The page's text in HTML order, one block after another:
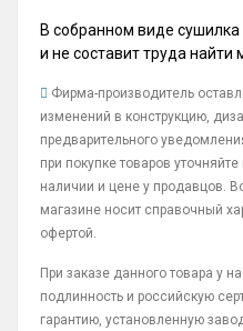
В собранном виде
и не составит труда найти
Фирма-производитель
изменений в конструкцию,
предварительного
при покупке товаров
наличии и цене у продавцов.
магазине носит справочный
офертой.
При заказе данного товара у
подлинность и российскую
гарантию, установленную